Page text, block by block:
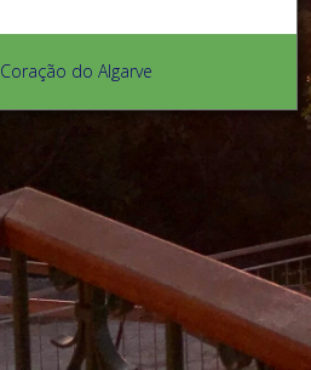
Coração do Algarve